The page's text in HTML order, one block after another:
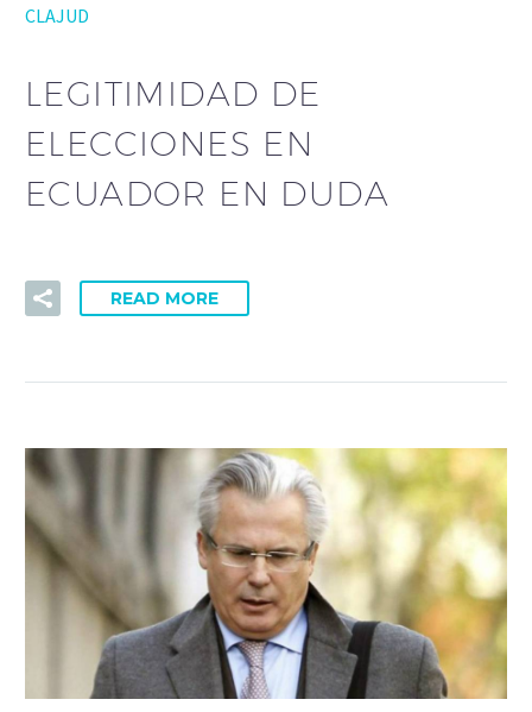
CLAJUD
LEGITIMIDAD DE
ELECCIONES EN
ECUADOR EN DUDA
READ MORE